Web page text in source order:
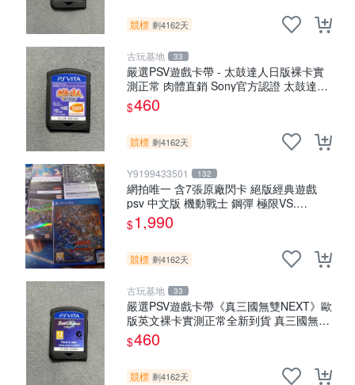
競標 剩4162天
古玩基地 33
嚴選PSV遊戲卡帶 - 太鼓達人日版裸卡實
測正常 肉體直銷 Sony官方認證 太鼓達人
PSV 日版裸卡 測試無誤 PSV機專屬遊戲
即時下載享優惠
$460
競標 剩4162天
Y9199433501 132
網拍唯一 含7張原廠閃卡 絕版經典遊戲
psv 中文版 機動戰士 鋼彈 極限VS.
FORCE
$1,990
競標 剩4162天
古玩基地 33
嚴選PSV遊戲卡帶《真三國無雙NEXT》歐
版英文裸卡實測正常全新到貨 真三國無雙
PSV 游戲卡帶 任玩無雙
$460
競標 剩4162天